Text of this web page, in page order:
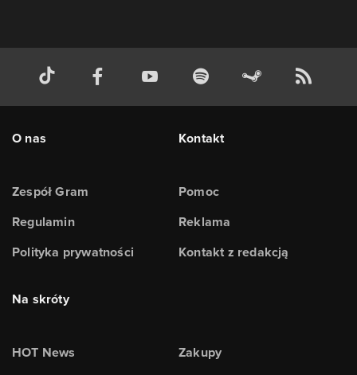
O nas
Zespół Gram
Regulamin
Polityka prywatności
Kontakt
Pomoc
Reklama
Kontakt z redakcją
Na skróty
HOT News
Zakupy